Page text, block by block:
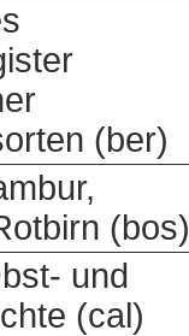
(ber)
(bos)
und
(cal)